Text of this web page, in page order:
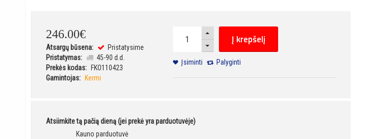
246.00€
Atsargų būsena:
Pristatysime
Pristatymas:
45-90 d.d.
Prekės kodas:
FKO110423
Gamintojas:
Kermi
Į krepšelį
Įsiminti Palyginti
Atsiimkite tą pačią dieną (jei prekė yra parduotuvėje)
Kauno parduotuvė